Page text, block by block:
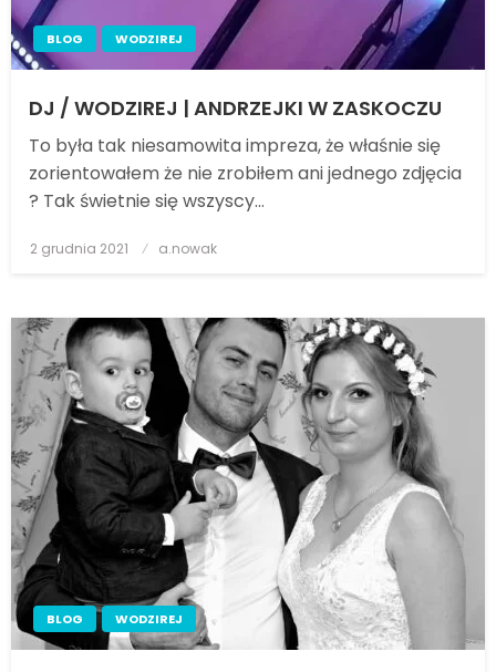
BLOG WODZIREJ
DJ / WODZIREJ | ANDRZEJKI W ZASKOCZU
To była tak niesamowita impreza, że właśnie się
zorientowałem że nie zrobiłem ani jednego zdjęcia
? Tak świetnie się wszyscy…
Posted
on
2 grudnia 2021 a.nowak
BLOG WODZIREJ